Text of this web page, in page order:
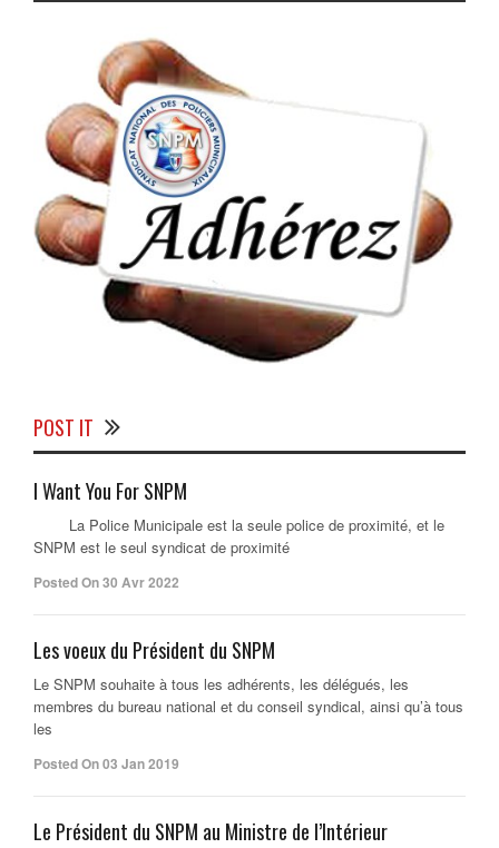
POST IT
I Want You For SNPM
La Police Municipale est la seule police de proximité, et le
SNPM est le seul syndicat de proximité
Posted On 30 Avr 2022
Les voeux du Président du SNPM
Le SNPM souhaite à tous les adhérents, les délégués, les
membres du bureau national et du conseil syndical, ainsi qu’à tous
les
Posted On 03 Jan 2019
Le Président du SNPM au Ministre de l’Intérieur